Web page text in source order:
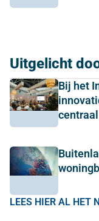
Uitgelicht
Bij het
centraal
LEES HIER AL HET